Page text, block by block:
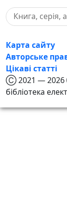
Карта сайту
Авторське
Цікаві статті
Ⓒ 2021 — 2026
бібліотека